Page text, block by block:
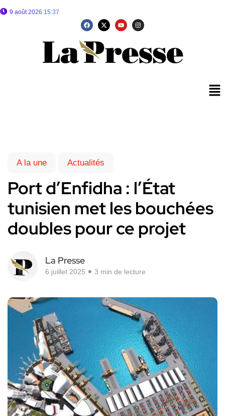
9 août 2026 15:37
A la une Actualités
Port d’Enfidha : l’État
tunisien met les bouchées
doubles pour ce projet
La Presse
6 juillet 2025 3 min de lecture